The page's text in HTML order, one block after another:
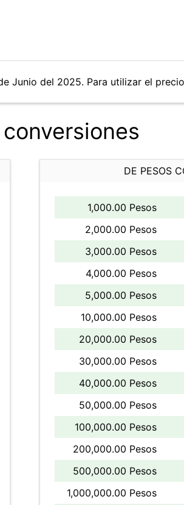
Junio del 2025. Para utilizar el
DE PESOS
1,000.00 Pesos
2,000.00 Pesos
3,000.00 Pesos
4,000.00 Pesos
5,000.00 Pesos
10,000.00 Pesos
20,000.00 Pesos
30,000.00 Pesos
40,000.00 Pesos
50,000.00 Pesos
100,000.00 Pesos
200,000.00 Pesos
500,000.00 Pesos
1,000,000.00 Pesos